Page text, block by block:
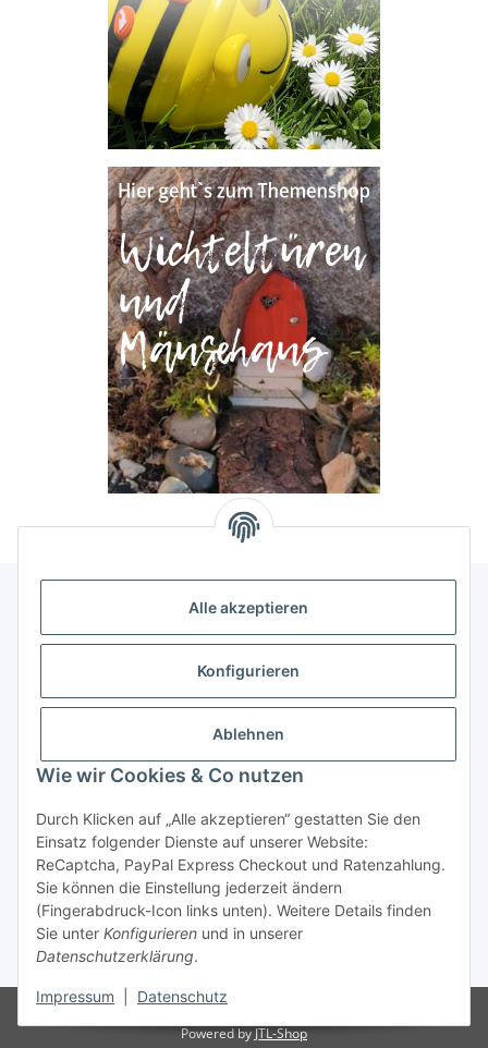
Alle akzeptieren
Konfigurieren
Ablehnen
Wie wir Cookies & Co nutzen
Durch Klicken auf „Alle akzeptieren“ gestatten Sie den
Einsatz folgender Dienste auf unserer Website:
ReCaptcha, PayPal Express Checkout und Ratenzahlung.
Sie können die Einstellung jederzeit ändern
(Fingerabdruck-Icon links unten). Weitere Details finden
Sie unter Konfigurieren und in unserer
Datenschutzerklärung.
Impressum Datenschutz
Allgemeine Informationen
Rechtliche Infomationen
Service
Vertrag widerrufen
* Alle Preise inkl. gesetzlicher USt., zzgl.
Powered byJTL-Shop